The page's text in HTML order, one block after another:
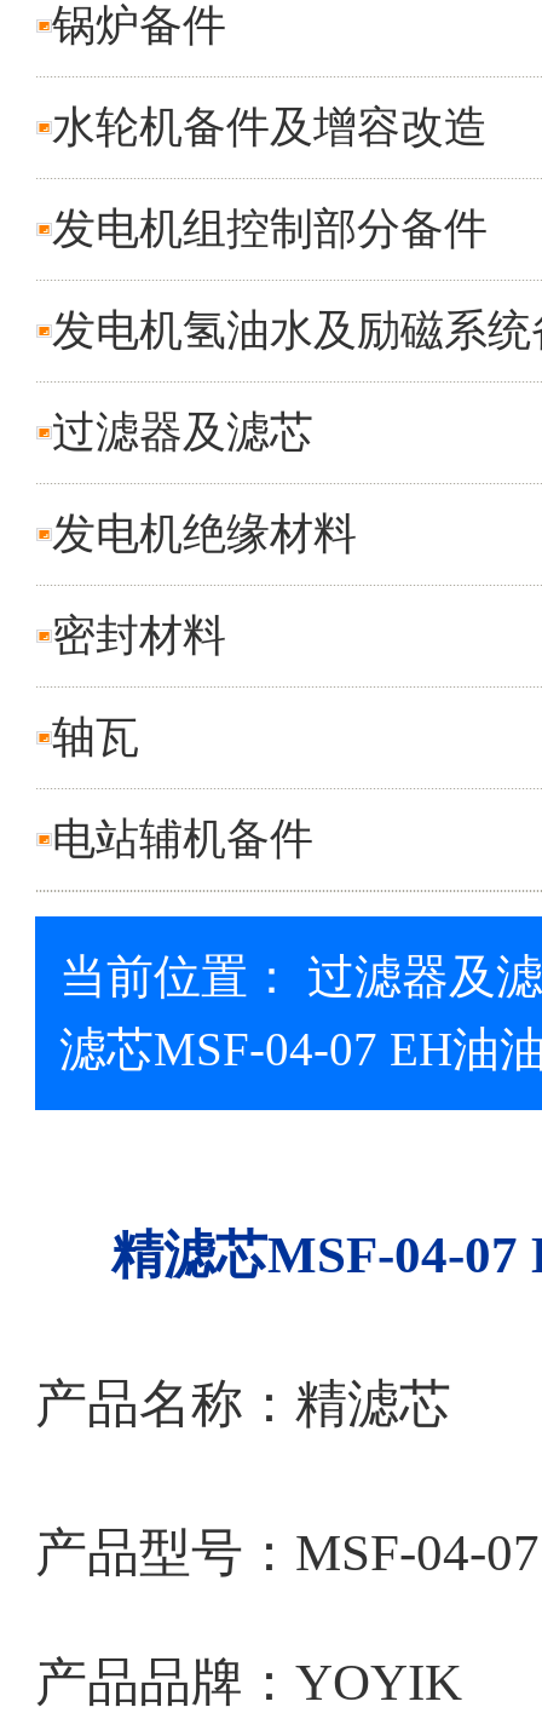
锅炉备件
水轮机备件及增容改造
发电机组控制部分备件
发电机氢油水及励磁系统
过滤器及滤芯
发电机绝缘材料
密封材料
轴瓦
电站辅机备件
当前位置： 过滤器及
滤芯MSF-04-07 EH油
精滤芯MSF-04-
产品名称：精滤芯
产品型号： MSF-04-07
产品品牌：YOYIK